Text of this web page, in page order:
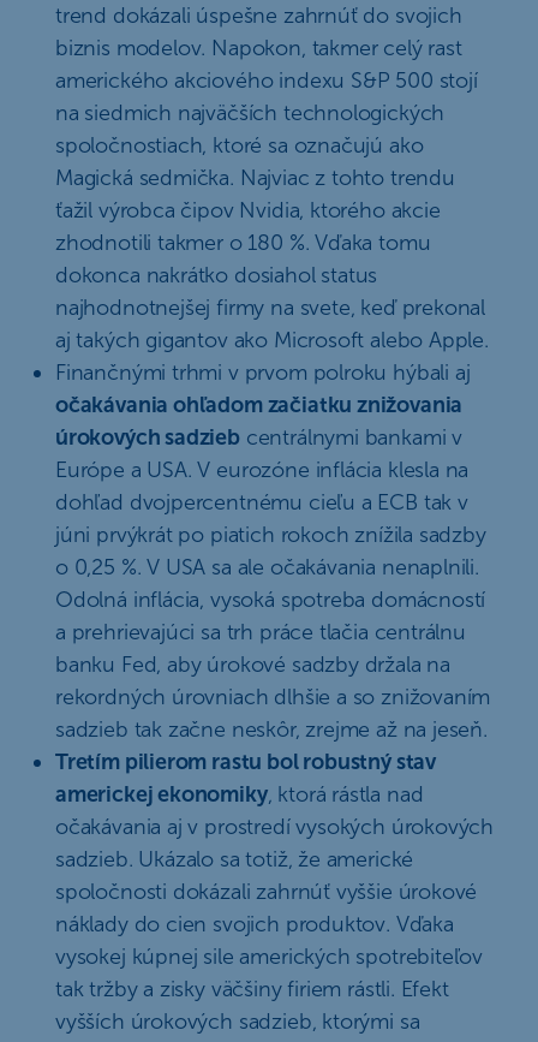
trend dokázali úspešne zahrnúť do svojich
biznis modelov. Napokon, takmer celý rast
amerického akciového indexu S&P 500 stojí
na siedmich najväčších technologických
spoločnostiach, ktoré sa označujú ako
Magická sedmička. Najviac z tohto trendu
ťažil výrobca čipov Nvidia, ktorého akcie
zhodnotili takmer o 180 %. Vďaka tomu
dokonca nakrátko dosiahol status
najhodnotnejšej firmy na svete, keď prekonal
aj takých gigantov ako Microsoft alebo Apple.
Finančnými trhmi v prvom polroku hýbali aj
očakávania ohľadom začiatku znižovania
úrokových sadziebcentrálnymi bankami v
Európe a USA. V eurozóne inflácia klesla na
dohľad dvojpercentnému cieľu a ECB tak v
júni prvýkrát po piatich rokoch znížila sadzby
o 0,25 %. V USA sa ale očakávania nenaplnili.
Odolná inflácia, vysoká spotreba domácností
a prehrievajúci sa trh práce tlačia centrálnu
banku Fed, aby úrokové sadzby držala na
rekordných úrovniach dlhšie a so znižovaním
sadzieb tak začne neskôr, zrejme až na jeseň.
Tretím pilierom rastu bol robustný stav
americkej ekonomiky, ktorá rástla nad
očakávania aj v prostredí vysokých úrokových
sadzieb. Ukázalo sa totiž, že americké
spoločnosti dokázali zahrnúť vyššie úrokové
náklady do cien svojich produktov. Vďaka
vysokej kúpnej sile amerických spotrebiteľov
tak tržby a zisky väčšiny firiem rástli. Efekt
vyšších úrokových sadzieb, ktorými sa